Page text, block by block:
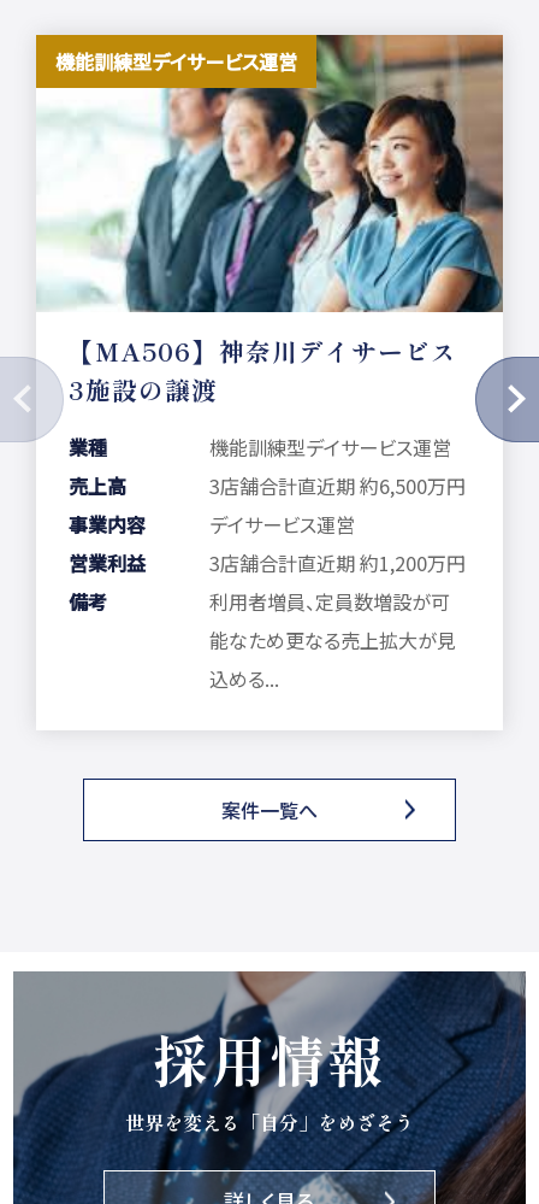
【MA506】神奈川デイサービス
3施設の譲渡
業種
機能訓練型デイサービス運営
売上高
3店舗合計直近期 約6,500万円
事業内容
デイサービス運営
営業利益
3店舗合計直近期 約1,200万円
備考
利用者増員、定員数増設が可
能なため更なる売上拡大が見
込める...
機能訓練型デイサービス運営
案件一覧へ
採用情報
世界を変える「自分」をめざそう